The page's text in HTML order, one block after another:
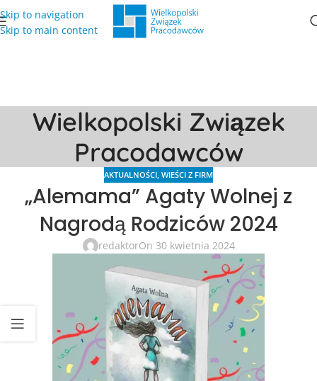
Skip to navigation
Skip to main content
Wielkopolski Związek
Pracodawców
AKTUALNOŚCI, WIEŚCI Z FIRM
„Alemama” Agaty Wolnej z
Nagrodą Rodziców 2024
redaktorOn 30 kwietnia 2024